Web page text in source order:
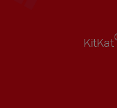
KitKat